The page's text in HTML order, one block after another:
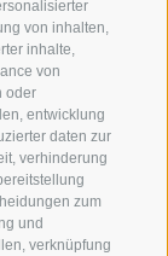
von inhalten,
inhalte,
von
oder
entwicklung
daten zur
verhinderung
zum
und
verknüpfung